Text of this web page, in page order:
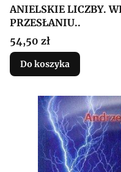
ANIELSKIE LICZBY.
PRZESŁANIU..
Cena
54,50 zł
Do koszyka